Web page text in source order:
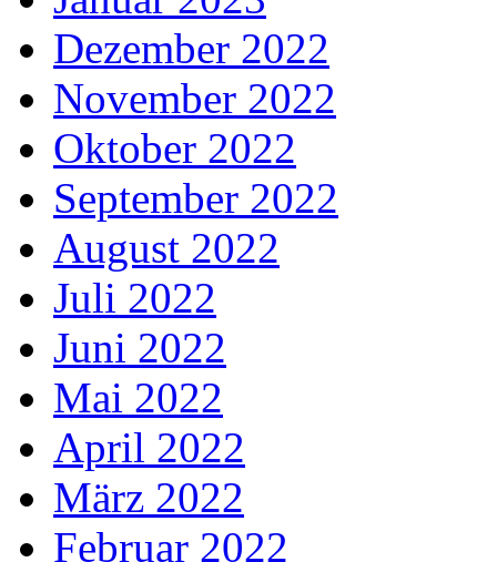
Dezember 2022
November 2022
Oktober 2022
September 2022
August 2022
Juli 2022
Juni 2022
Mai 2022
April 2022
März 2022
Februar 2022